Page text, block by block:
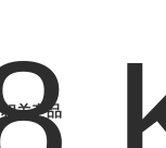
相关产品